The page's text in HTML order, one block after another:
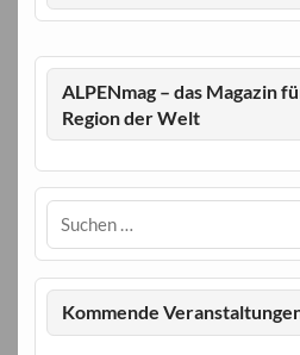
ALPENmag – das Magazin
Region der Welt
Kommende